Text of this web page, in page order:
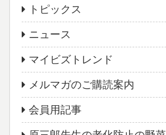
トピックス
ニュース
マイビズトレンド
メルマガのご購読案内
会員用記事